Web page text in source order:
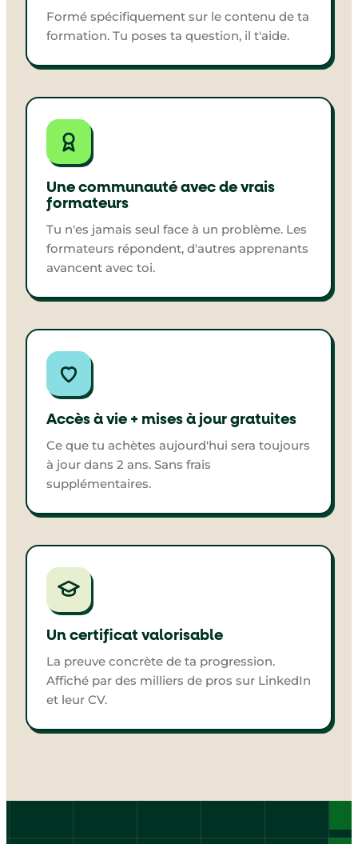
Formé spécifiquement sur le contenu de ta
formation. Tu poses ta question, il t'aide.
Une communauté avec de vrais
formateurs
Tu n'es jamais seul face à un problème. Les
formateurs répondent, d'autres apprenants
avancent avec toi.
Accès à vie + mises à jour gratuites
Ce que tu achètes aujourd'hui sera toujours
à jour dans 2 ans. Sans frais
supplémentaires.
Un certificat valorisable
La preuve concrète de ta progression.
Affiché par des milliers de pros sur LinkedIn
et leur CV.